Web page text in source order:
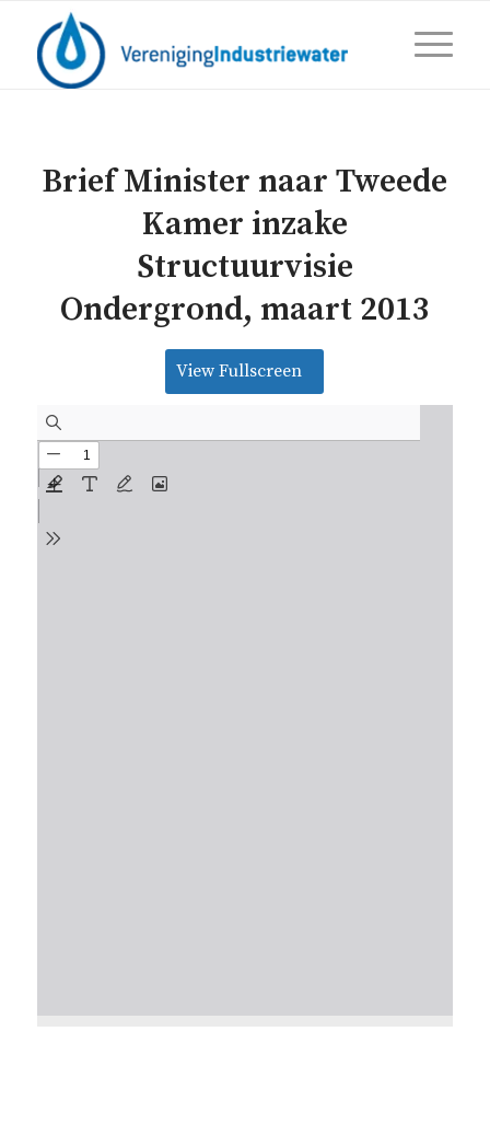
Brief Minister naar Tweede
Kamer inzake
Structuurvisie
Ondergrond, maart 2013
View Fullscreen